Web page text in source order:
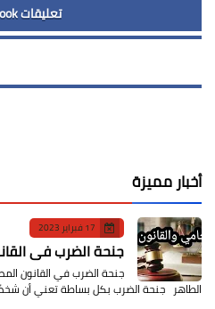
تعليقات Facebook
أخبار مميزة
17 فبراير 2023
جنحة الضرب في
جنحة الضرب في القانون
الطاهر جنحة الضرب بكل بساطة تعني أن